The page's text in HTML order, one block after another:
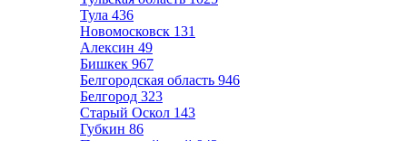
Тула 436
Новомосковск 131
Алексин 49
Бишкек 967
Белгородская область 946
Белгород 323
Старый Оскол 143
Губкин 86